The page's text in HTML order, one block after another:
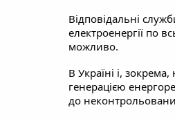
Відповідальні
електроенергії по
можливо.
В Україні і,
генерацією
до